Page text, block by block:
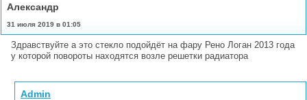
Александр
31 июля 2019 в 01:05
Здравствуйте а это стекло подойдёт на фару Рено Логан 2013 года
у которой повороты находятся возле решетки радиатора
Admin